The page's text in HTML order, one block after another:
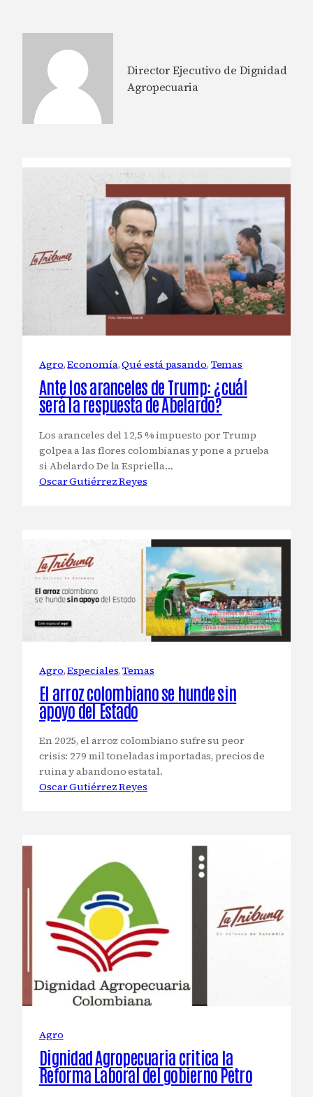
Director Ejecutivo de Dignidad
Agropecuaria
Agro, Economía, Qué está pasando, Temas
Ante los aranceles de Trump: ¿cuál
será la respuesta de Abelardo?
Los aranceles del 12,5 % impuesto por Trump
golpea a las flores colombianas y pone a prueba
si Abelardo De la Espriella…
Oscar Gutiérrez Reyes
Agro, Especiales, Temas
El arroz colombiano se hunde sin
apoyo del Estado
En 2025, el arroz colombiano sufre su peor
crisis: 279 mil toneladas importadas, precios de
ruina y abandono estatal.
Oscar Gutiérrez Reyes
Agro
Dignidad Agropecuaria critica la
Reforma Laboral del gobierno Petro